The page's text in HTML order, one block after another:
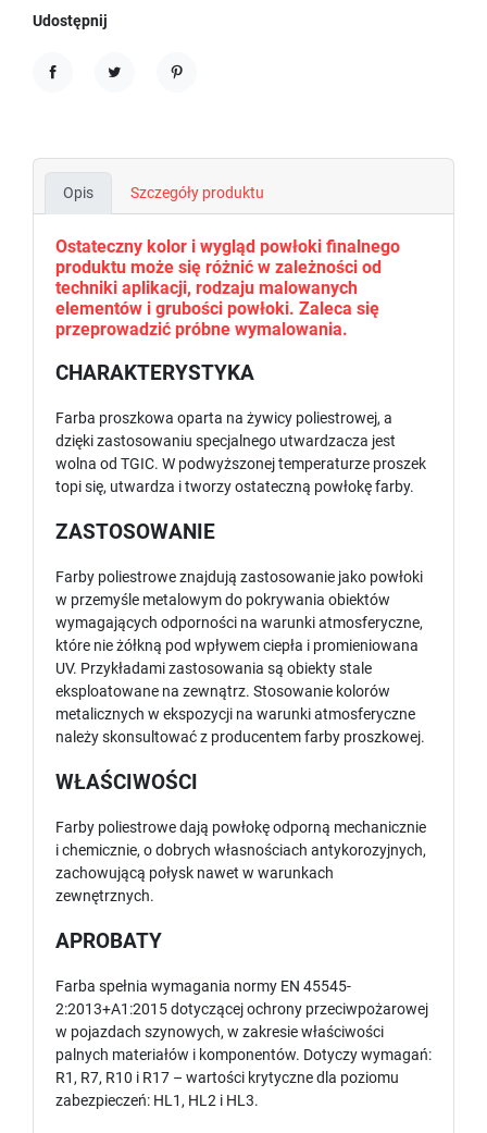
Udostępnij
Opis Szczegóły produktu
Ostateczny kolor i wygląd powłoki finalnego
produktu może się różnić w zależności od
techniki aplikacji, rodzaju malowanych
elementów i grubości powłoki. Zaleca się
przeprowadzić próbne wymalowania.
CHARAKTERYSTYKA
Farba proszkowa oparta na żywicy poliestrowej, a
dzięki zastosowaniu specjalnego utwardzacza jest
wolna od TGIC. W podwyższonej temperaturze proszek
topi się, utwardza i tworzy ostateczną powłokę farby.
ZASTOSOWANIE
Farby poliestrowe znajdują zastosowanie jako powłoki
w przemyśle metalowym do pokrywania obiektów
wymagających odporności na warunki atmosferyczne,
które nie żółkną pod wpływem ciepła i promieniowana
UV. Przykładami zastosowania są obiekty stale
eksploatowane na zewnątrz. Stosowanie kolorów
metalicznych w ekspozycji na warunki atmosferyczne
należy skonsultować z producentem farby proszkowej.
WŁAŚCIWOŚCI
Farby poliestrowe dają powłokę odporną mechanicznie
i chemicznie, o dobrych własnościach antykorozyjnych,
zachowującą połysk nawet w warunkach
zewnętrznych.
APROBATY
Farba spełnia wymagania normy EN 45545-
2:2013+A1:2015 dotyczącej ochrony przeciwpożarowej
w pojazdach szynowych, w zakresie właściwości
palnych materiałów i komponentów. Dotyczy wymagań:
R1, R7, R10 i R17 – wartości krytyczne dla poziomu
zabezpieczeń: HL1, HL2 i HL3.